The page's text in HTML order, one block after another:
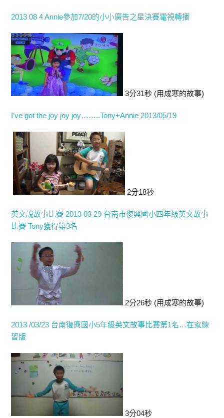
2013 08 4 Annie參加7/20的小小廣告之星決賽電視轉播
3分31秒 (用成寒的故事)
I’ve got the joy joy joy……..Tony+Annie 2013/05/19
2分18秒
英文說故事比賽 2013 03 29 台南市復興國小四年級英文故事
比賽 Tony獲得第3名
2分26秒 (用成寒的故事)
2013 /03/23 台南復興國小5年級英文故事比賽第1名…在家練
習版
3分04秒